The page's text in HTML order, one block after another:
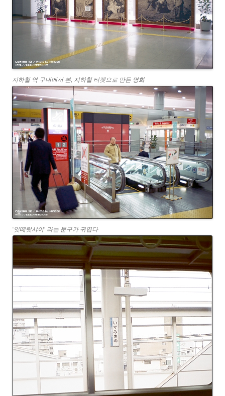
지하철 역 구내에서 본, 지하철 티켓으로 만든 명화
‘잇떼랏샤이’ 라는 문구가 귀엽다